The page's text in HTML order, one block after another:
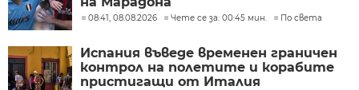
08:41, 08.08.2026 Чете се за: 00:45 мин. По света
Испания въведе временен граничен
контрол на полетите и корабите
пристигащи от Италия